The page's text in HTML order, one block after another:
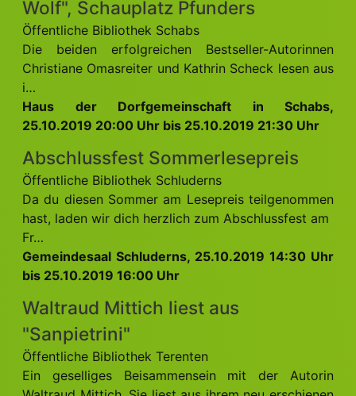
Wolf", Schauplatz Pfunders
Öffentliche Bibliothek Schabs
Die beiden erfolgreichen Bestseller-Autorinnen
Christiane Omasreiter und Kathrin Scheck lesen aus
i…
Haus der Dorfgemeinschaft in Schabs,
25.10.2019 20:00 Uhr bis 25.10.2019 21:30 Uhr
Abschlussfest Sommerlesepreis
Öffentliche Bibliothek Schluderns
Da du diesen Sommer am Lesepreis teilgenommen
hast, laden wir dich herzlich zum Abschlussfest am
Fr…
Gemeindesaal Schluderns, 25.10.2019 14:30 Uhr
bis 25.10.2019 16:00 Uhr
Waltraud Mittich liest aus
"Sanpietrini"
Öffentliche Bibliothek Terenten
Ein geselliges Beisammensein mit der Autorin